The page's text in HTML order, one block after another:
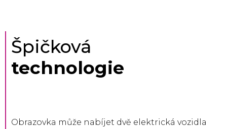
Špičková
technologie
Obrazovka může nabíjet dvě elektrická vozidla